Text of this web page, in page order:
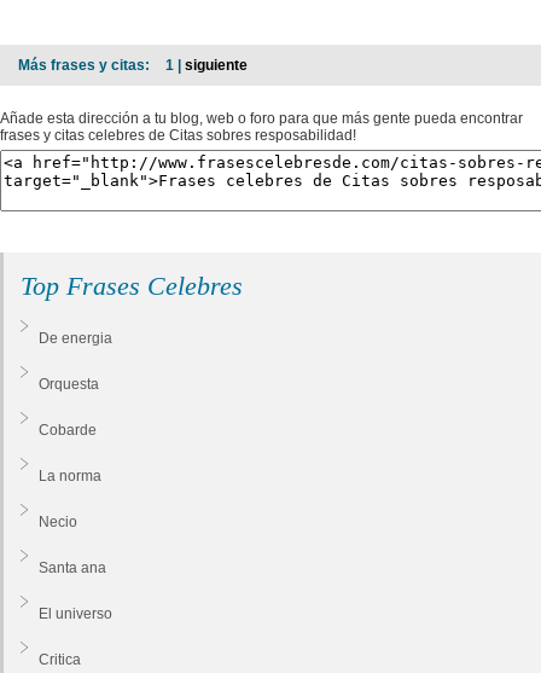
Más frases y citas: 1 | siguiente
Añade esta dirección a tu blog, web o foro para que más gente pueda encontrar
frases y citas celebres de Citas sobres resposabilidad!
Top Frases Celebres
De energia
Orquesta
Cobarde
La norma
Necio
Santa ana
El universo
Critica